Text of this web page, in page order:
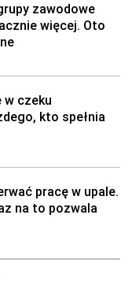
zawodowe
więcej. Oto
w czeku
kto spełnia
pracę w upale.
na to pozwala